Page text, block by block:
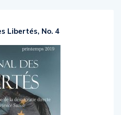
Libertés, No. 4